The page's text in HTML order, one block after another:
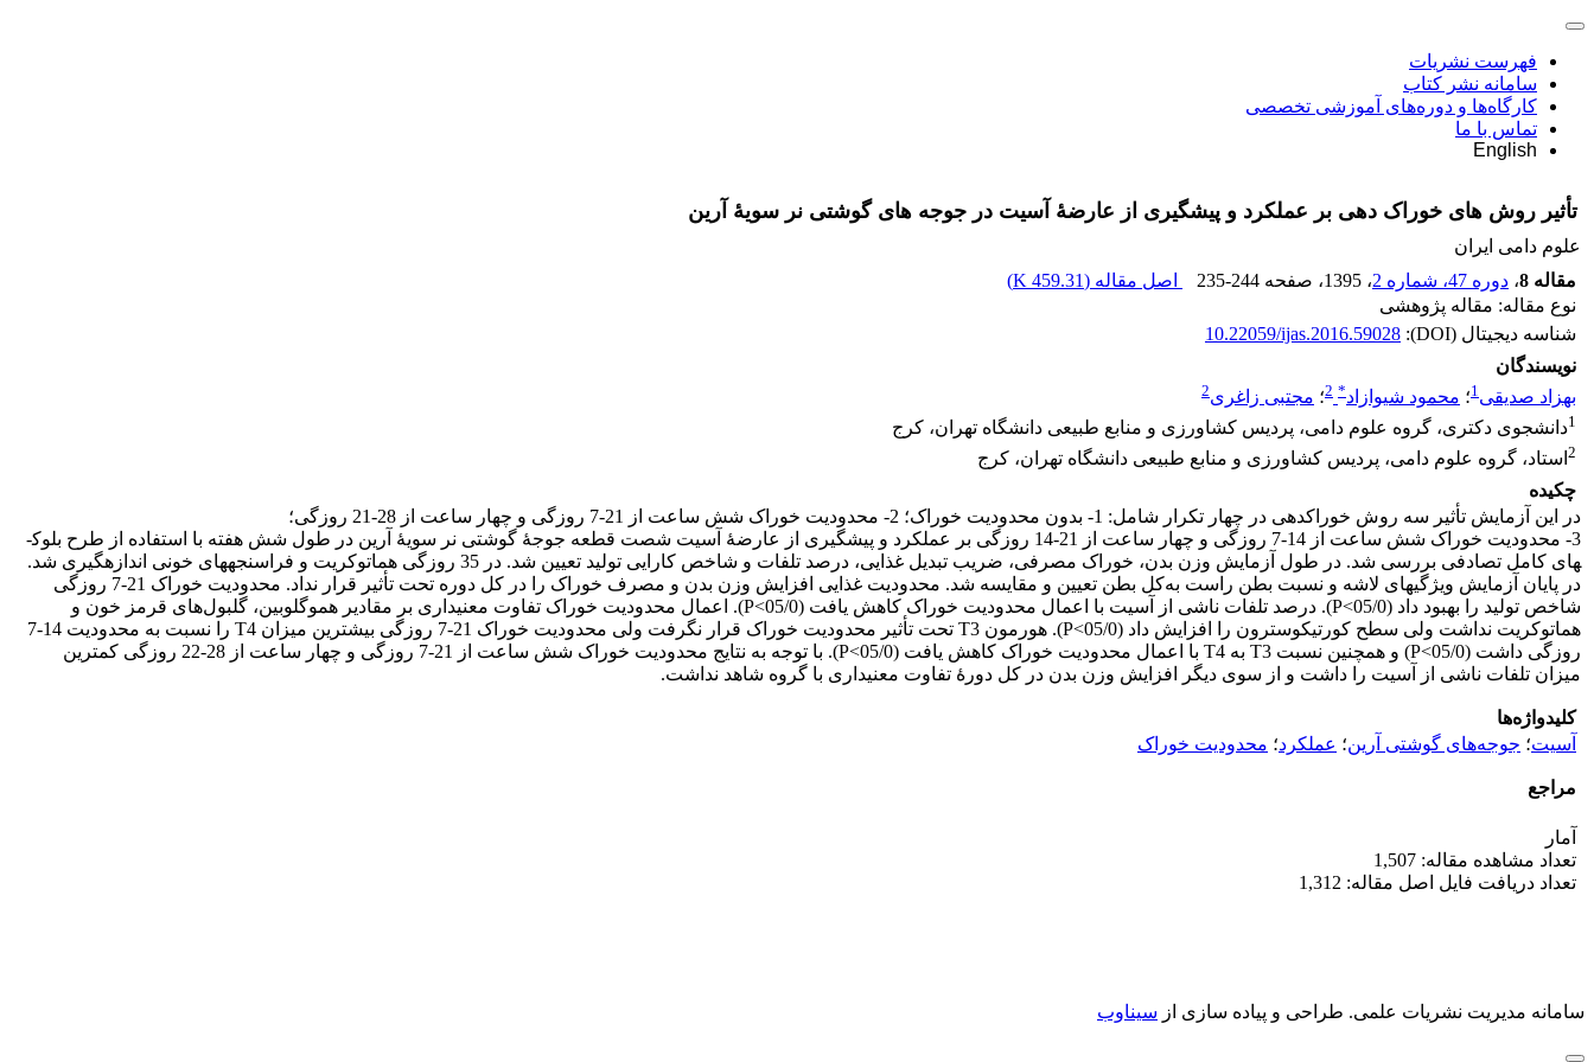
فهرست نشریات
سامانه نشر کتاب
کارگاه‌ها و دوره‌های آموزشی تخصصی
تماس با ما
English
تأثیر روش های خوراک دهی بر عملکرد و پیشگیری از عارضۀ آسیت در جوجه های گوشتی نر سویۀ آرین
علوم دامی ایران
مقاله 8
، دوره 47، شماره 2 ، 1395 ، صفحه 235-244 اصل مقاله (459.31 K
)
نوع مقاله: مقاله پژوهشی
شناسه دیجیتال (DOI):
10.22059/ijas.2016.59028
نویسندگان
بهزاد صدیقی1؛ محمود شیوازاد*
2؛ مجتبی زاغری2
1دانشجوی دکتری، گروه علوم دامی، پردیس کشاورزی و منابع طبیعی دانشگاه تهران، کرج
2 استاد، گروه علوم دامی، پردیس کشاورزی و منابع طبیعی دانشگاه تهران، کرج
چکیده
در این آزمایش تأثیر سه روش خوراک­دهی در چهار تکرار شامل: 1- بدون محدودیت خوراک؛ 2- محدودیت خوراک شش ساعت از 21-7 روزگی و چهار ساعت از 28-21 روزگی؛
3- محدودیت خوراک شش ساعت از 14-7 روزگی و چهار ساعت از 21-14 روزگی بر عملکرد و پیشگیری از عارضۀ آسیت شصت قطعه جوجۀ گوشتی نر سویۀ آرین در طول شش هفته با استفاده از طرح بلوک­
های کامل تصادفی بررسی شد. در طول آزمایش وزن بدن، خوراک مصرفی، ضریب تبدیل غذایی، درصد تلفات و شاخص کارایی تولید تعیین شد. در 35 روزگی هماتوکریت و فراسنجه­های خونی اندازه­گیری شد.
در پایان آزمایش ویژگی­های لاشه و نسبت بطن راست به‌کل بطن تعیین و مقایسه شد. محدودیت غذایی افزایش وزن بدن و مصرف خوراک را در کل دوره تحت تأثیر قرار نداد. محدودیت خوراک 21-7 روزگی
شاخص تولید را بهبود داد (05/0>P). درصد تلفات ناشی از آسیت با اعمال محدودیت خوراک کاهش یافت (05/0>P). اعمال محدودیت خوراک تفاوت معنی­داری بر مقادیر هموگلوبین، گلبول‌های قرمز خون و
هماتوکریت نداشت ولی سطح کورتیکوسترون را افزایش داد (05/0>P). هورمون T3 تحت تأثیر محدودیت خوراک قرار نگرفت ولی محدودیت خوراک 21-7 روزگی بیشترین میزان T4 را نسبت به محدودیت 14-7
روزگی داشت (05/0>P) و همچنین نسبت T3 به T4 با اعمال محدودیت خوراک کاهش یافت (05/0>P). با توجه به نتایج محدودیت خوراک شش ساعت از 21-7 روزگی و چهار ساعت از 28-22 روزگی کمترین
میزان تلفات ناشی از آسیت را داشت و از سوی دیگر افزایش وزن بدن در کل دورۀ تفاوت معنی­داری با گروه شاهد نداشت.
کلیدواژه‌ها
آسیت؛ جوجه‌های گوشتی آرین؛ عملکرد؛ محدودیت خوراک
مراجع
آمار
تعداد مشاهده مقاله: 1,507
تعداد دریافت فایل اصل مقاله: 1,312
سامانه مدیریت نشریات علمی. طراحی و پیاده سازی از سیناوب